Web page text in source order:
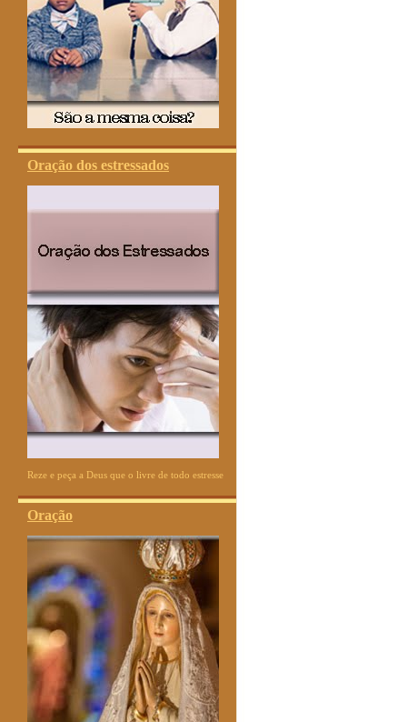
Oração dos estressados
Reze e peça a Deus que o livre de todo estresse
Oração